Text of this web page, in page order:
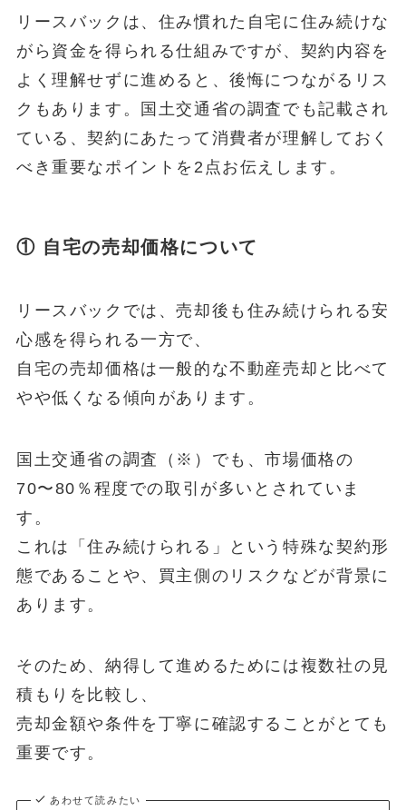
リースバックは、住み慣れた自宅に住み続けな
がら資金を得られる仕組みですが、契約内容を
よく理解せずに進めると、後悔につながるリス
クもあります。国土交通省の調査でも記載され
ている、契約にあたって消費者が理解しておく
べき重要なポイントを2点お伝えします。
① 自宅の売却価格について
リースバックでは、売却後も住み続けられる安
心感を得られる一方で、
自宅の売却価格は一般的な不動産売却と比べて
やや低くなる傾向があります。
国土交通省の調査（※）でも、市場価格の
70〜80％程度での取引が多いとされていま
す。
これは「住み続けられる」という特殊な契約形
態であることや、買主側のリスクなどが背景に
あります。
そのため、納得して進めるためには複数社の見
積もりを比較し、
売却金額や条件を丁寧に確認することがとても
重要です。
あわせて読みたい